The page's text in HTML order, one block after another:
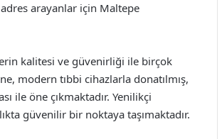
arayanlar için Maltepe
kalitesi ve güvenirliği ile birçok
modern tıbbi cihazlarla donatılmış,
ile öne çıkmaktadır. Yenilikçi
güvenilir bir noktaya taşımaktadır.